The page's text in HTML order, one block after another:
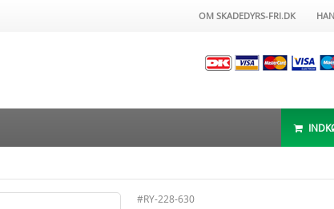
OM SKADEDYRS-FRI.DK
#RY-228-630